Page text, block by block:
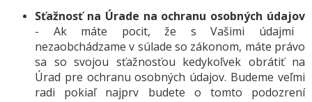
Sťažnosť na Úrade na ochranu osobných údajov
- Ak máte pocit, že s Vašimi údajmi
nezaobchádzame v súlade so zákonom, máte právo
sa so svojou sťažnosťou kedykoľvek obrátiť na
Úrad pre ochranu osobných údajov. Budeme veľmi
radi pokiaľ najprv budete o tomto podozrení